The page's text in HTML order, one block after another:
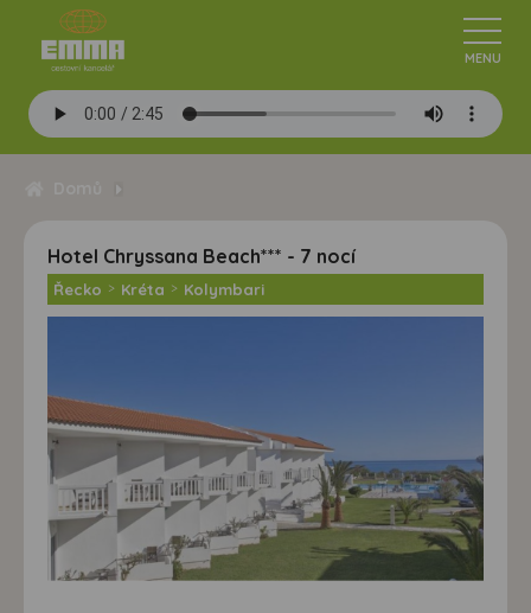
Hotel Chryssana Beach*** - 7 nocí
Řecko > Kréta > Kolymbari